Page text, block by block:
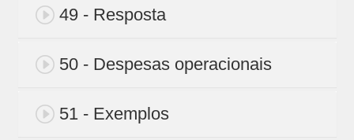
49 - Resposta
50 - Despesas operacionais
51 - Exemplos